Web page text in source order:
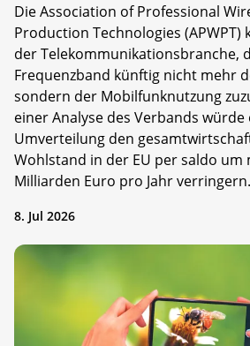
Die Association of Professional
Production Technologies (APWPT)
der Telekommunikationsbranche,
Frequenzband künftig nicht mehr
sondern der Mobilfunknutzung
einer Analyse des Verbands würde
Umverteilung den
Wohlstand in der EU per saldo um
Milliarden Euro pro Jahr verringern.
8. Jul 2026